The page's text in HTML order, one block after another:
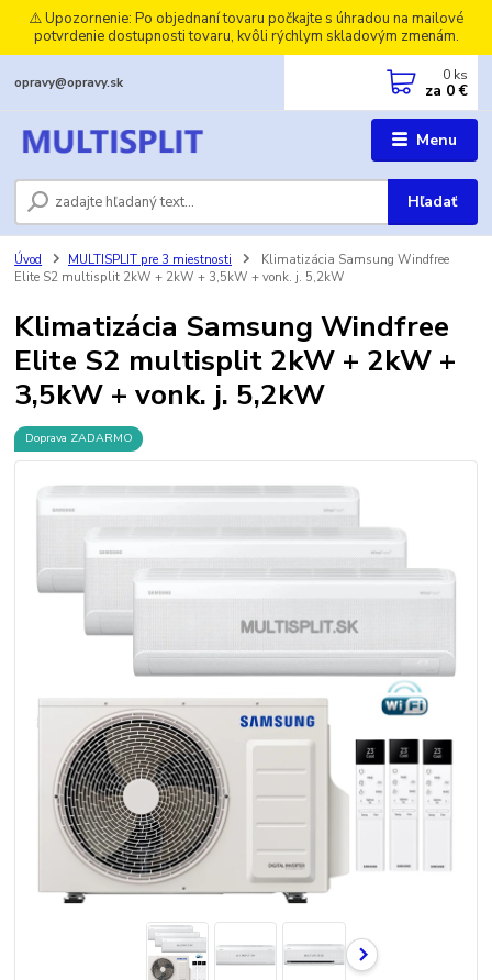
⚠️ Upozornenie: Po objednaní tovaru počkajte s úhradou na mailové
potvrdenie dostupnosti tovaru, kvôli rýchlym skladovým zmenám.
Menu
Hľadať
opravy@opravy.sk 0 ks
za 0 €
Úvod MULTISPLIT pre 3 miestnosti
Klimatizácia Samsung Windfree
Elite S2 multisplit 2kW + 2kW + 3,5kW + vonk. j. 5,2kW
Klimatizácia Samsung Windfree
Elite S2 multisplit 2kW + 2kW +
3,5kW + vonk. j. 5,2kW
Doprava ZADARMO